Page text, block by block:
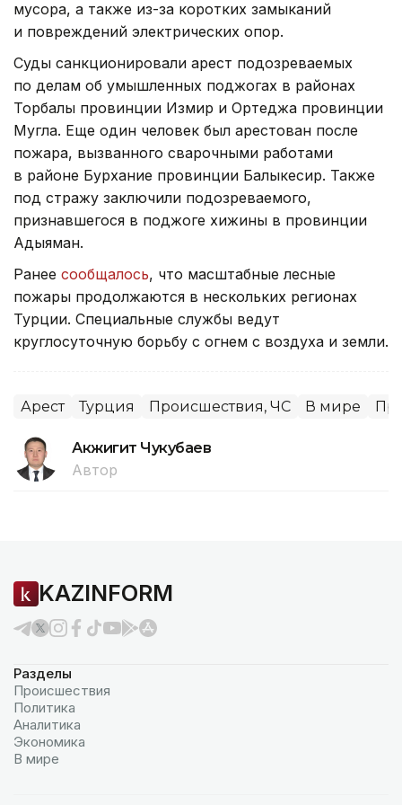
мусора, а также из-за коротких замыканий
и повреждений электрических опор.
Суды санкционировали арест подозреваемых
по делам об умышленных поджогах в районах
Торбалы провинции Измир и Ортеджа провинции
Мугла. Еще один человек был арестован после
пожара, вызванного сварочными работами
в районе Бурхание провинции Балыкесир. Также
под стражу заключили подозреваемого,
признавшегося в поджоге хижины в провинции
Адыяман.
Ранее сообщалось, что масштабные лесные
пожары продолжаются в нескольких регионах
Турции. Специальные службы ведут
круглосуточную борьбу с огнем с воздуха и земли.
Арест Турция Происшествия, ЧС В мире
Акжигит Чукубаев
Автор
KAZINFORM
Разделы
Происшествия
Политика
Аналитика
Экономика
В мире